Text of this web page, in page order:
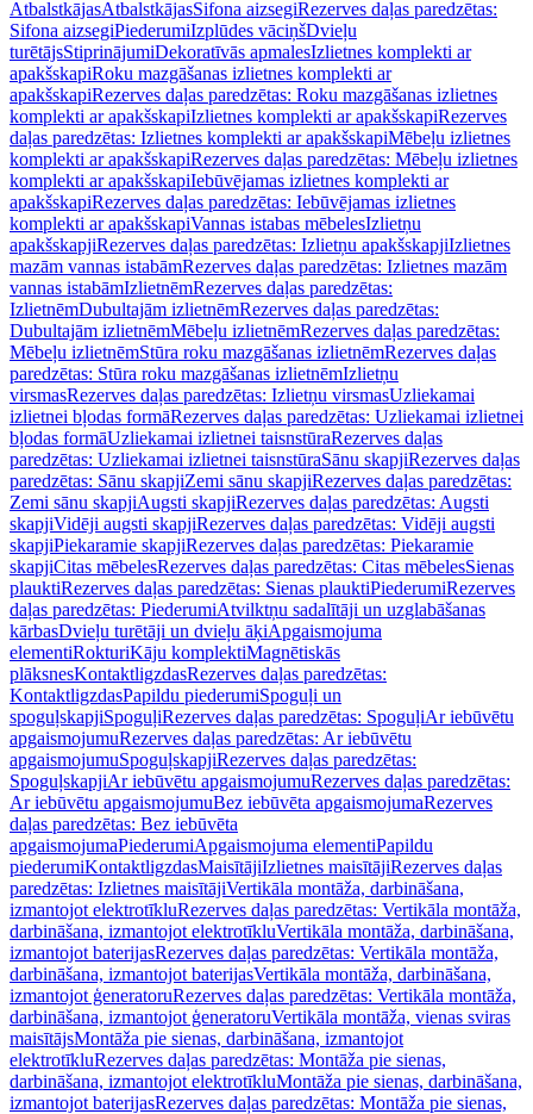
AtbalstkājasAtbalstkājasSifona aizsegiRezerves daļas paredzētas:
Sifona aizsegiPiederumiIzplūdes vāciņšDvieļu
turētājsStiprinājumiDekoratīvās apmalesIzlietnes komplekti ar
apakšskapiRoku mazgāšanas izlietnes komplekti ar
apakšskapiRezerves daļas paredzētas: Roku mazgāšanas izlietnes
komplekti ar apakšskapiIzlietnes komplekti ar apakšskapiRezerves
daļas paredzētas: Izlietnes komplekti ar apakšskapiMēbeļu izlietnes
komplekti ar apakšskapiRezerves daļas paredzētas: Mēbeļu izlietnes
komplekti ar apakšskapiIebūvējamas izlietnes komplekti ar
apakšskapiRezerves daļas paredzētas: Iebūvējamas izlietnes
komplekti ar apakšskapiVannas istabas mēbelesIzlietņu
apakšskapjiRezerves daļas paredzētas: Izlietņu apakšskapjiIzlietnes
mazām vannas istabāmRezerves daļas paredzētas: Izlietnes mazām
vannas istabāmIzlietnēmRezerves daļas paredzētas:
IzlietnēmDubultajām izlietnēmRezerves daļas paredzētas:
Dubultajām izlietnēmMēbeļu izlietnēmRezerves daļas paredzētas:
Mēbeļu izlietnēmStūra roku mazgāšanas izlietnēmRezerves daļas
paredzētas: Stūra roku mazgāšanas izlietnēmIzlietņu
virsmasRezerves daļas paredzētas: Izlietņu virsmasUzliekamai
izlietnei bļodas formāRezerves daļas paredzētas: Uzliekamai izlietnei
bļodas formāUzliekamai izlietnei taisnstūraRezerves daļas
paredzētas: Uzliekamai izlietnei taisnstūraSānu skapjiRezerves daļas
paredzētas: Sānu skapjiZemi sānu skapjiRezerves daļas paredzētas:
Zemi sānu skapjiAugsti skapjiRezerves daļas paredzētas: Augsti
skapjiVidēji augsti skapjiRezerves daļas paredzētas: Vidēji augsti
skapjiPiekaramie skapjiRezerves daļas paredzētas: Piekaramie
skapjiCitas mēbelesRezerves daļas paredzētas: Citas mēbelesSienas
plauktiRezerves daļas paredzētas: Sienas plauktiPiederumiRezerves
daļas paredzētas: PiederumiAtvilktņu sadalītāji un uzglabāšanas
kārbasDvieļu turētāji un dvieļu āķiApgaismojuma
elementiRokturiKāju komplektiMagnētiskās
plāksnesKontaktligzdasRezerves daļas paredzētas:
KontaktligzdasPapildu piederumiSpoguļi un
spoguļskapjiSpoguļiRezerves daļas paredzētas: SpoguļiAr iebūvētu
apgaismojumuRezerves daļas paredzētas: Ar iebūvētu
apgaismojumuSpoguļskapjiRezerves daļas paredzētas:
SpoguļskapjiAr iebūvētu apgaismojumuRezerves daļas paredzētas:
Ar iebūvētu apgaismojumuBez iebūvēta apgaismojumaRezerves
daļas paredzētas: Bez iebūvēta
apgaismojumaPiederumiApgaismojuma elementiPapildu
piederumiKontaktligzdasMaisītājiIzlietnes maisītājiRezerves daļas
paredzētas: Izlietnes maisītājiVertikāla montāža, darbināšana,
izmantojot elektrotīkluRezerves daļas paredzētas: Vertikāla montāža,
darbināšana, izmantojot elektrotīkluVertikāla montāža, darbināšana,
izmantojot baterijasRezerves daļas paredzētas: Vertikāla montāža,
darbināšana, izmantojot baterijasVertikāla montāža, darbināšana,
izmantojot ģeneratoruRezerves daļas paredzētas: Vertikāla montāža,
darbināšana, izmantojot ģeneratoruVertikāla montāža, vienas sviras
maisītājsMontāža pie sienas, darbināšana, izmantojot
elektrotīkluRezerves daļas paredzētas: Montāža pie sienas,
darbināšana, izmantojot elektrotīkluMontāža pie sienas, darbināšana,
izmantojot baterijasRezerves daļas paredzētas: Montāža pie sienas,